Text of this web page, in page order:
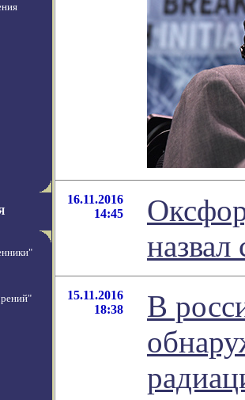
16.11.2016
14:45
назвал
15.11.2016
18:38
В